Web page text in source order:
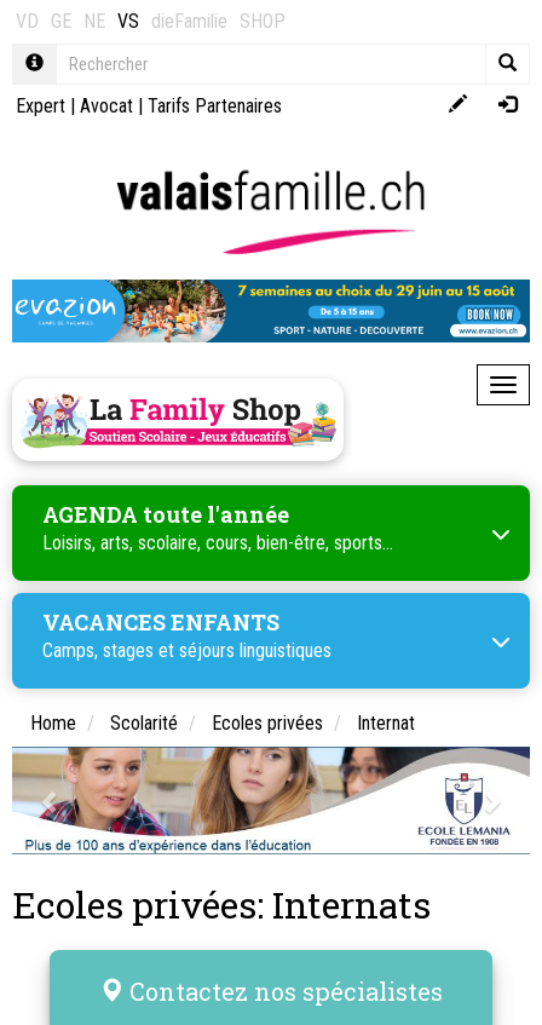
VD GE NE VS dieFamilie SHOP
Expert | Avocat | Tarifs Partenaires
AGENDA toute l'année
Loisirs, arts, scolaire, cours, bien-être, sports...
VACANCES ENFANTS
Camps, stages et séjours linguistiques
Home Scolarité Ecoles privées Internat
Ecoles privées: Internats
Contactez nos spécialistes